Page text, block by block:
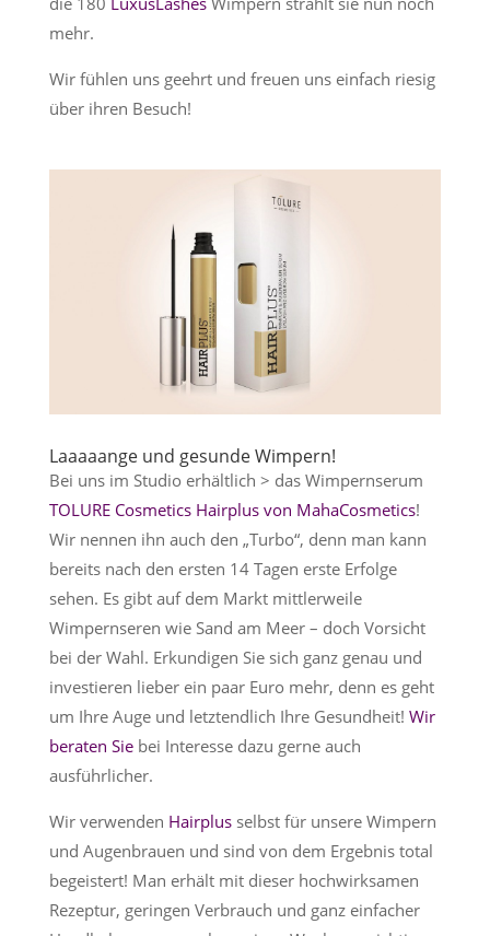
mehr.
Wir fühlen uns geehrt und freuen uns einfach riesig
über ihren Besuch!
Laaaaange und gesunde Wimpern!
Bei uns im Studio erhältlich > das Wimpernserum
TOLURE Cosmetics Hairplus von MahaCosmetics!
Wir nennen ihn auch den „Turbo“, denn man kann
bereits nach den ersten 14 Tagen erste Erfolge
sehen. Es gibt auf dem Markt mittlerweile
Wimpernseren wie Sand am Meer – doch Vorsicht
bei der Wahl. Erkundigen Sie sich ganz genau und
investieren lieber ein paar Euro mehr, denn es geht
um Ihre Auge und letztendlich Ihre Gesundheit! Wir
beraten Siebei Interesse dazu gerne auch
ausführlicher.
Wir verwenden Hairplusselbst für unsere Wimpern
und Augenbrauen und sind von dem Ergebnis total
begeistert! Man erhält mit dieser hochwirksamen
Rezeptur, geringen Verbrauch und ganz einfacher